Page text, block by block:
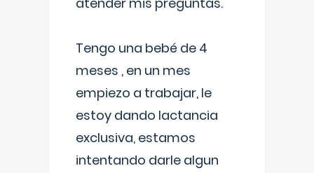
Tengo una bebé de 4
meses , en un mes
empiezo a trabajar, le
estoy dando lactancia
exclusiva, estamos
intentando darle algun